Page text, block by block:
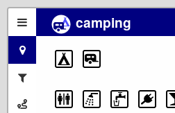
camping